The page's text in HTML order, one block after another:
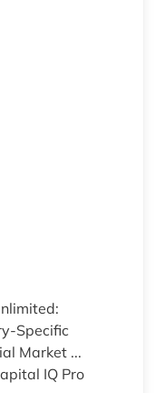
Specific
Market ...
IQ Pro